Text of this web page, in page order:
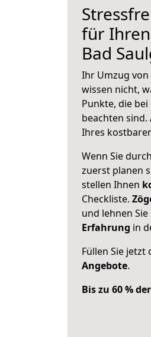
für
Bad
Ihr Umzug von
wissen nicht,
Punkte, die
beachten sind.
Ihres
Wenn Sie
zuerst planen
stellen Ihnen
Checkliste.
und lehnen
Erfahrung in
Füllen Sie jetzt
Angebote.
Bis zu 60 %